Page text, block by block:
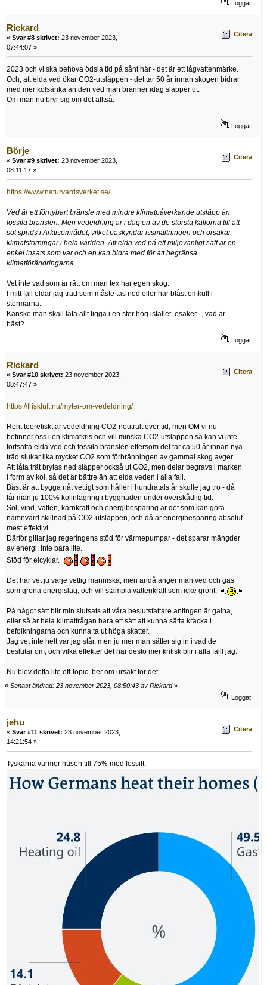
Loggat
Rickard
« Svar #8 skrivet: 23 november 2023,
07:44:07 »
Citera
2023 och vi ska behöva ödsla tid på sånt här - det är ett lågvattenmärke.
Och, att elda ved ökar CO2-utsläppen - det tar 50 år innan skogen bidrar
med mer kolsänka än den ved man bränner idag släpper ut.
Om man nu bryr sig om det alltså.
Loggat
Börje__
« Svar #9 skrivet: 23 november 2023,
08:11:17 »
Citera
https://www.naturvardsverket.se/
Ved är ett förnybart bränsle med mindre klimatpåverkande utsläpp än
fossila bränslen. Men vedeldning är i dag en av de största källorna till att
sot sprids i Arktisområdet, vilket påskyndar issmältningen och orsakar
klimatstörningar i hela världen. Att elda ved på ett miljövänligt sätt är en
enkel insats som var och en kan bidra med för att begränsa
klimatförändringarna.
Vet inte vad som är rätt om man tex har egen skog.
I mitt fall eldar jag träd som måste tas ned eller har blåst omkull i
stormarna.
Kanske man skall låta allt ligga i en stor hög istället, osäker..., vad är
bäst?
Loggat
Rickard
« Svar #10 skrivet: 23 november 2023,
08:47:47 »
Citera
https://friskluft.nu/myter-om-vedeldning/
Rent teoretiskt är vedeldning CO2-neutralt över tid, men OM vi nu
befinner oss i en klimatkris och vill minska CO2-utsläppen så kan vi inte
fortsätta elda ved och fossila bränslen eftersom det tar ca 50 år innan nya
träd slukar lika mycket CO2 som förbränningen av gammal skog avger.
Att låta trät brytas ned släpper också ut CO2, men delar begravs i marken
i form av kol, så det är bättre än att elda veden i alla fall.
Bäst är att bygga nåt vettigt som håller i hundratals år skulle jag tro - då
får man ju 100% kolinlagring i byggnaden under överskådlig tid.
Sol, vind, vatten, kärnkraft och energibesparing är det som kan göra
nämnvärd skillnad på CO2-utsläppen, och då är energibesparing absolut
mest effektivt.
Därför gillar jag regeringens stöd för värmepumpar - det sparar mängder
av energi, inte bara lite.
Stöd för elcyklar.
Det här vet ju varje vettig människa, men ändå anger man ved och gas
som gröna energislag, och vill stämpla vattenkraft som icke grönt.
På något sätt blir min slutsats att våra beslutsfattare antingen är galna,
eller så är hela klimatfrågan bara ett sätt att kunna sätta kräcka i
befolkningarna och kunna ta ut höga skatter.
Jag vet inte helt var jag står, men ju mer man sätter sig in i vad de
beslutar om, och vilka effekter det har desto mer kritisk blir i alla falll jag.
Nu blev detta lite off-topic, ber om ursäkt för det.
« Senast ändrad: 23 november 2023, 08:50:43 av Rickard»
Loggat
jehu
« Svar #11 skrivet: 23 november 2023,
14:21:54 »
Citera
Tyskarna värmer husen till 75% med fossilt.